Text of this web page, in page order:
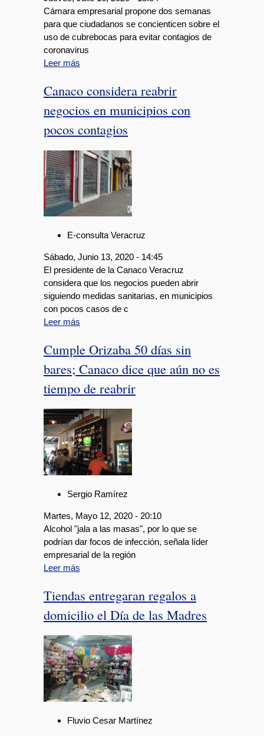
Cámara empresarial propone dos semanas
para que ciudadanos se concienticen sobre el
uso de cubrebocas para evitar contagios de
coronavirus
Leer más
Canaco considera reabrir
negocios en municipios con
pocos contagios
E-consulta Veracruz
Sábado, Junio 13, 2020 - 14:45
El presidente de la Canaco Veracruz
considera que los negocios pueden abrir
siguiendo medidas sanitarias, en municipios
con pocos casos de c
Leer más
Cumple Orizaba 50 días sin
bares; Canaco dice que aún no es
tiempo de reabrir
Sergio Ramírez
Martes, Mayo 12, 2020 - 20:10
Alcohol "jala a las masas", por lo que se
podrían dar focos de infección, señala líder
empresarial de la región
Leer más
Tiendas entregaran regalos a
domicilio el Día de las Madres
Fluvio Cesar Martínez